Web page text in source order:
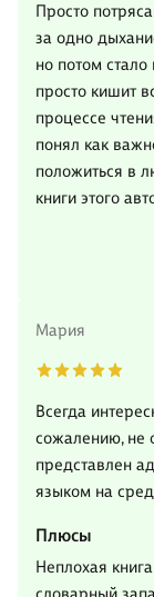
Просто
за одно
но потом
просто кишит
процессе
понял как
положиться в
книги этого
Мария
Всегда
сожалению, не
представлен
языком на
Плюсы
Неплохая